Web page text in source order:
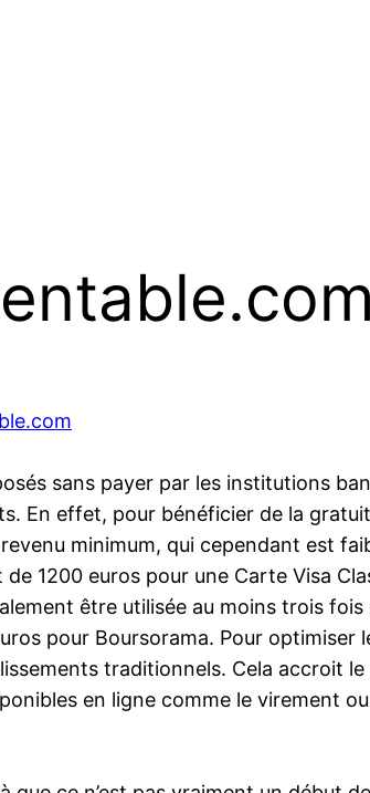
sans payer par les institutions
En effet, pour bénéficier de la
minimum, qui cependant est
1200 euros pour une Carte Visa
être utilisée au moins trois
pour Boursorama. Pour optimiser
traditionnels. Cela accroit
en ligne comme le virement